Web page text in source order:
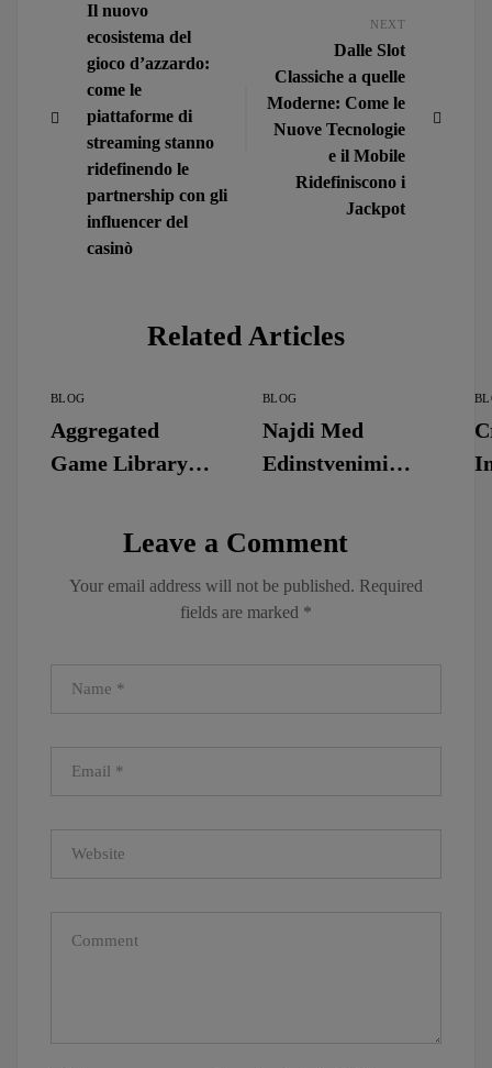
Il nuovo
ecosistema del
gioco d’azzardo:
come le
piattaforme di
streaming stanno
ridefinendo le
partnership con gli
influencer del
casinò
NEXT
Dalle Slot
Classiche a quelle
Moderne: Come le
Nuove Tecnologie
e il Mobile
Ridefiniscono i
Jackpot
Related Articles
BLOG
Aggregated
Game Library
Variety Bizzo
nasjonalt område
BLOG
Najdi Med
Edinstvenimi
https://www.sgca
Leave a Comment
Your email address will not be published. Required
fields are marked *